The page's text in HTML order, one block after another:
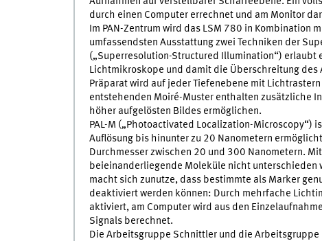
durch einen Computer errechnet und am Monitor
Im PAN-Zentrum wird das LSM 780 in Kombination
umfassendsten Ausstattung zwei Techniken der
(„Superresolution-Structured Illumination“)
Lichtmikroskope und damit die Überschreitung
Präparat wird auf jeder Tiefenebene mit
entstehenden Moiré-Muster enthalten zusätzliche
höher aufgelösten Bildes ermöglichen.
PAL-M („Photoactivated Localization-Microscopy“)
Auflösung bis hinunter zu 20 Nanometern
Durchmesser zwischen 20 und 300 Nanometern.
beieinanderliegende Moleküle nicht unterschieden
macht sich zunutze, dass bestimmte als Marker
deaktiviert werden können: Durch mehrfache
aktiviert, am Computer wird aus den
Signals berechnet.
Die Arbeitsgruppe Schnittler und die